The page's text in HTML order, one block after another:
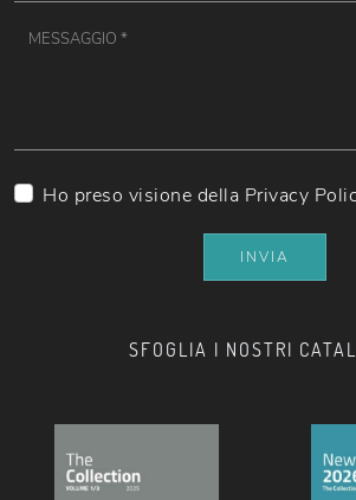
SFOGLIA I NOSTRI
Ho preso visione della Privacy
INVIA